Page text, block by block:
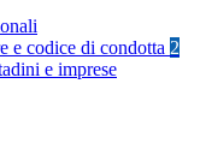
e codice di condotta 2
e imprese